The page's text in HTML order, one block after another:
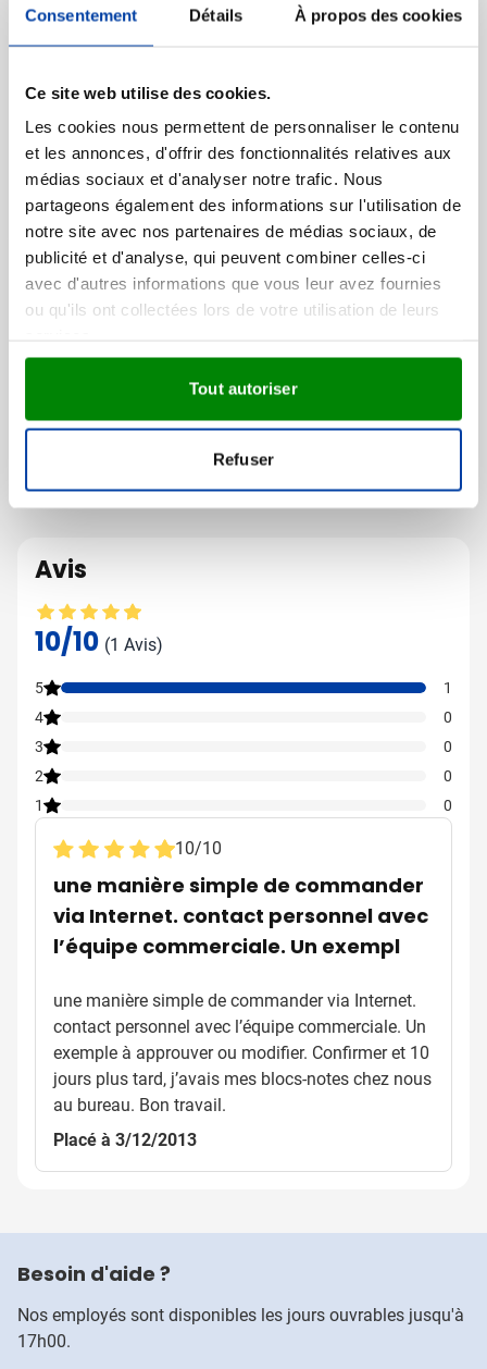
Consentement Détails À propos des cookies
Ce site web utilise des cookies.
Les cookies nous permettent de personnaliser le contenu
et les annonces, d'offrir des fonctionnalités relatives aux
médias sociaux et d'analyser notre trafic. Nous
partageons également des informations sur l'utilisation de
notre site avec nos partenaires de médias sociaux, de
publicité et d'analyse, qui peuvent combiner celles-ci
avec d'autres informations que vous leur avez fournies
ou qu'ils ont collectées lors de votre utilisation de leurs
Tout autoriser
Refuser
004
à partir de 0,61
Recyclé
Marquage à partir de 50 unités
Livraison à partir de12 août
Visonner
Prix normal
Prix spécial
0,69
Promo
Éventail en bambou Thijs
Marquage à partir de 100 unités
Avis
Note moyenne : 10 sur 10
10/10 (1 Avis)
5
1
4
0
3
0
2
0
1
0
10/10
une manière simple de commander
via Internet. contact personnel avec
l’équipe commerciale. Un exempl
une manière simple de commander via Internet.
contact personnel avec l’équipe commerciale. Un
exemple à approuver ou modifier. Confirmer et 10
jours plus tard, j’avais mes blocs-notes chez nous
au bureau. Bon travail.
Placé à 3/12/2013
Besoin d'aide ?
Nos employés sont disponibles les jours ouvrables jusqu'à
17h00.